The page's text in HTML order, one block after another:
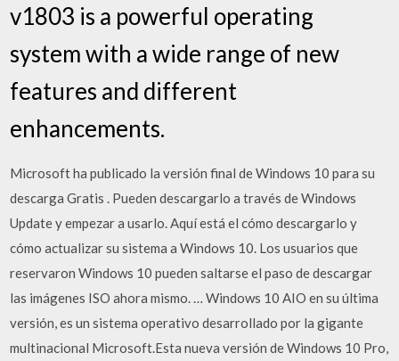
v1803 is a powerful operating
system with a wide range of new
features and different
enhancements.
Microsoft ha publicado la versión final de Windows 10 para su
descarga Gratis . Pueden descargarlo a través de Windows
Update y empezar a usarlo. Aquí está el cómo descargarlo y
cómo actualizar su sistema a Windows 10. Los usuarios que
reservaron Windows 10 pueden saltarse el paso de descargar
las imágenes ISO ahora mismo. … Windows 10 AIO en su última
versión, es un sistema operativo desarrollado por la gigante
multinacional Microsoft.Esta nueva versión de Windows 10 Pro,